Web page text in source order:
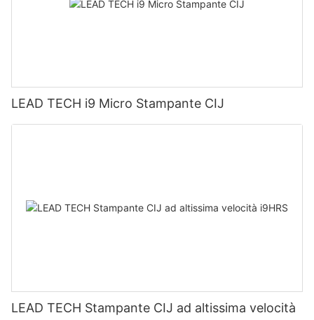
LEAD TECH i9 Micro Stampante CIJ
LEAD TECH Stampante CIJ ad altissima velocità